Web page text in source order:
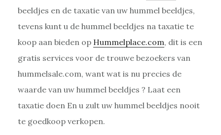
beeldjes en de taxatie van uw hummel beeldjes,
tevens kunt u de hummel beeldjes na taxatie te
koop aan bieden op Hummelplace.com, dit is een
gratis services voor de trouwe bezoekers van
hummelsale.com, want wat is nu precies de
waarde van uw hummel beeldjes ? Laat een
taxatie doen En u zult uw hummel beeldjes nooit
te goedkoop verkopen.